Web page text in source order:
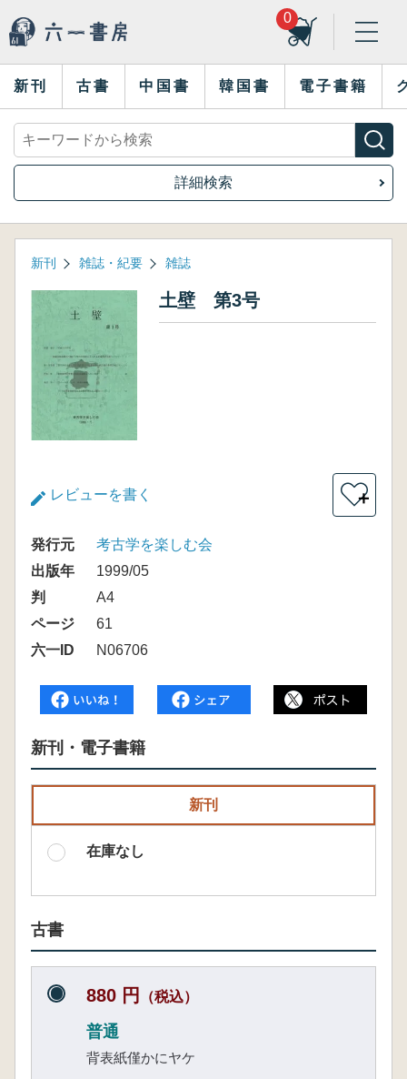
0
新刊 古書 中国書 韓国書 電子書籍
詳細検索
新刊 雑誌・紀要 雑誌
土壁 第3号
レビューを書く ＋
発行元
考古学を楽しむ会
出版年
1999/05
判
A4
ページ
61
六一ID
N06706
新刊・電子書籍
新刊
在庫なし
古書
880 円 （税込）
普通
背表紙僅かにヤケ